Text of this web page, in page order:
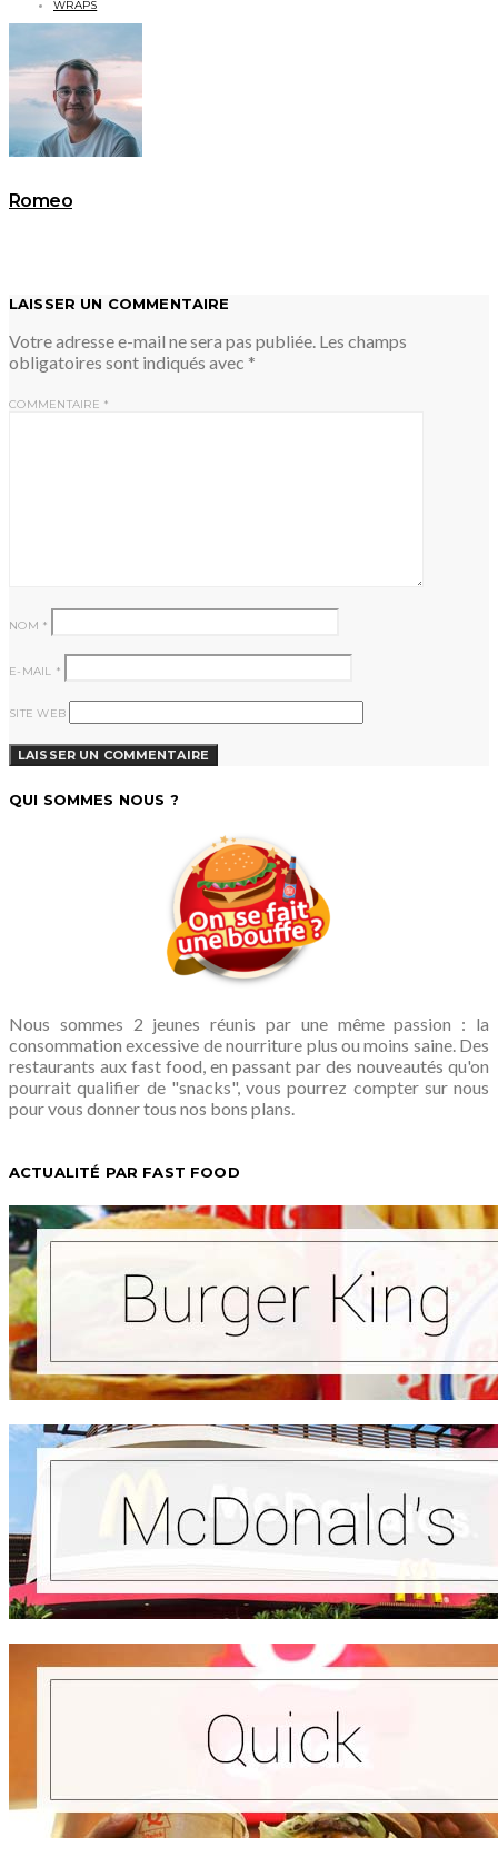
WRAPS
Romeo
LAISSER UN COMMENTAIRE
Votre adresse e-mail ne sera pas publiée. Les champs
obligatoires sont indiqués avec *
COMMENTAIRE *
NOM *
E-MAIL *
SITE WEB
QUI SOMMES NOUS ?
Nous sommes 2 jeunes réunis par une même passion : la
consommation excessive de nourriture plus ou moins saine. Des
restaurants aux fast food, en passant par des nouveautés qu'on
pourrait qualifier de "snacks", vous pourrez compter sur nous
pour vous donner tous nos bons plans.
ACTUALITÉ PAR FAST FOOD